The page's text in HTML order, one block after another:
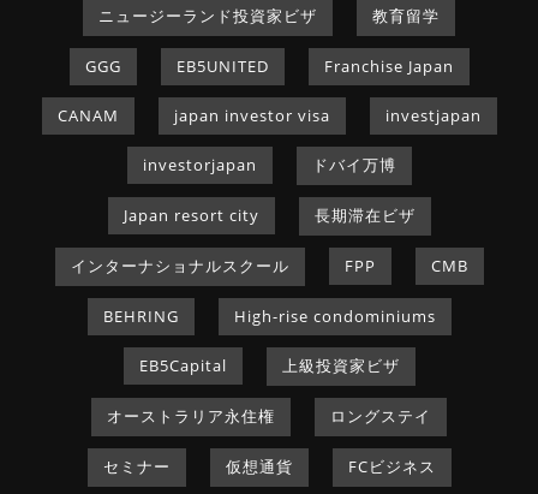
ニュージーランド投資家ビザ 教育留学
GGG EB5UNITED Franchise Japan
CANAM japan investor visa investjapan
investorjapan ドバイ万博
Japan resort city 長期滞在ビザ
インターナショナルスクール FPP CMB
BEHRING High-rise condominiums
EB5Capital 上級投資家ビザ
オーストラリア永住権 ロングステイ
セミナー 仮想通貨 FCビジネス